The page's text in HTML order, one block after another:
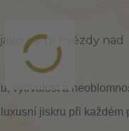
ranní hvězdy nad
vytrvalost a
jiskru při každém